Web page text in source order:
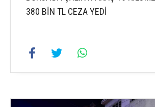
380 BİN TL CEZA YEDİ